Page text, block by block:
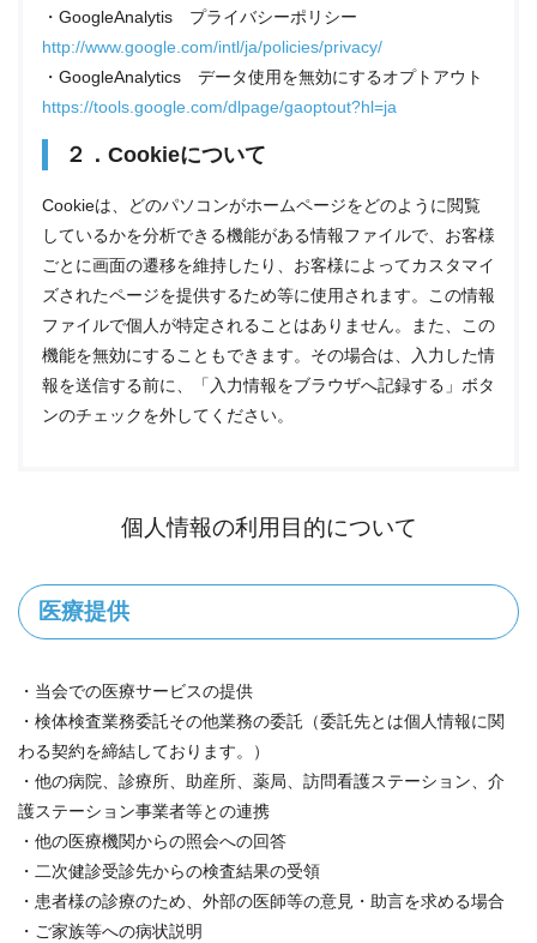
・GoogleAnalytis プライバシーポリシー
http://www.google.com/intl/ja/policies/privacy/
・GoogleAnalytics データ使用を無効にするオプトアウト
https://tools.google.com/dlpage/gaoptout?hl=ja
２．Cookieについて
Cookieは、どのパソコンがホームページをどのように閲覧
しているかを分析できる機能がある情報ファイルで、お客様
ごとに画面の遷移を維持したり、お客様によってカスタマイ
ズされたページを提供するため等に使用されます。この情報
ファイルで個人が特定されることはありません。また、この
機能を無効にすることもできます。その場合は、入力した情
報を送信する前に、「入力情報をブラウザへ記録する」ボタ
ンのチェックを外してください。
個人情報の利用目的について
医療提供
・当会での医療サービスの提供
・検体検査業務委託その他業務の委託（委託先とは個人情報に関
わる契約を締結しております。）
・他の病院、診療所、助産所、薬局、訪問看護ステーション、介
護ステーション事業者等との連携
・他の医療機関からの照会への回答
・二次健診受診先からの検査結果の受領
・患者様の診療のため、外部の医師等の意見・助言を求める場合
・ご家族等への病状説明